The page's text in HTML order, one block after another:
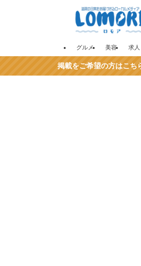
グルメ 美容 求人
掲載をご希望の方はこち